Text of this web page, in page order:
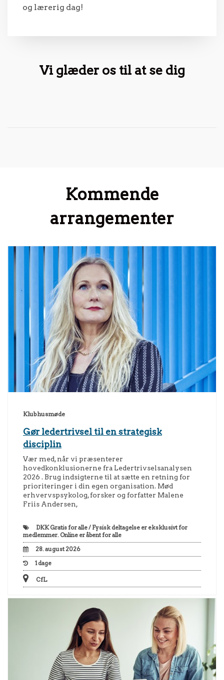
og lærerig dag!
Vi glæder os til at se dig
Kommende
arrangementer
Klubhusmøde
Gør ledertrivsel til en strategisk
disciplin
Vær med, når vi præsenterer
hovedkonklusionerne fra Ledertrivselsanalysen
2026 . Brug indsigterne til at sætte en retning for
prioriteringer i din egen organisation. Mød
erhvervspsykolog, forsker og forfatter Malene
Friis Andersen,
DKKGratis for alle / Fysisk deltagelse er eksklusivt for
medlemmer. Online er åbent for alle
28. august 2026
1 dage
CfL